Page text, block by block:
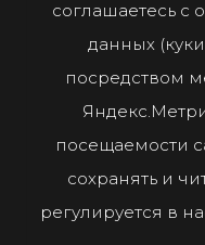
соглашаетесь с
данных
посредством
посещаемости
сохранять и
регулируется в